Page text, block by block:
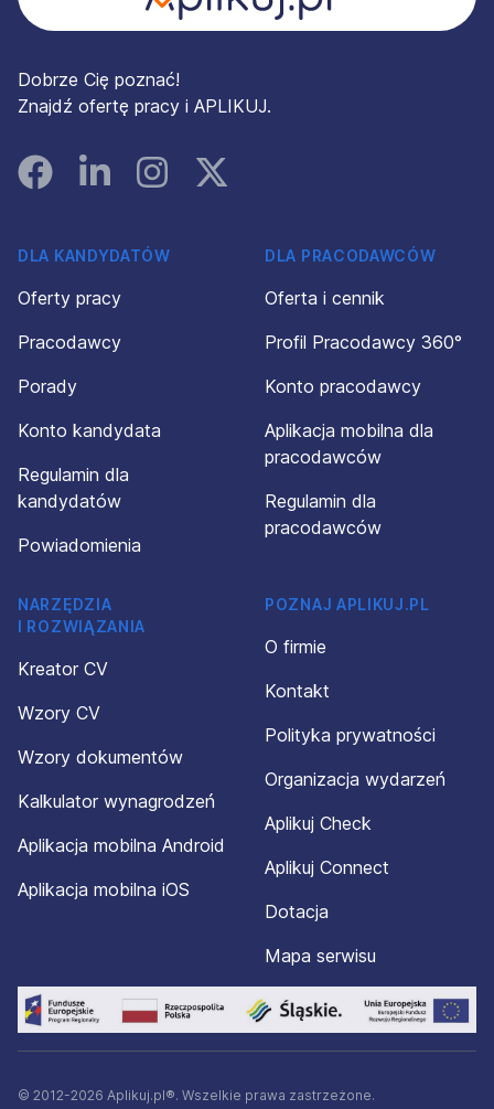
Dobrze Cię poznać!
Znajdź ofertę pracy i APLIKUJ.
FacebookLinked InInstagramInstagram
DLA KANDYDATÓW
Oferty pracy
Pracodawcy
Porady
Konto kandydata
Regulamin dla
kandydatów
Powiadomienia
DLA PRACODAWCÓW
Oferta i cennik
Profil Pracodawcy 360°
Konto pracodawcy
Aplikacja mobilna dla
pracodawców
Regulamin dla
pracodawców
NARZĘDZIA
I ROZWIĄZANIA
Kreator CV
Wzory CV
Wzory dokumentów
Kalkulator wynagrodzeń
Aplikacja mobilna Android
Aplikacja mobilna iOS
POZNAJ APLIKUJ.PL
O firmie
Kontakt
Polityka prywatności
Organizacja wydarzeń
Aplikuj Check
Aplikuj Connect
Dotacja
Mapa serwisu
© 2012-2026 Aplikuj.pl®. Wszelkie prawa zastrzeżone.